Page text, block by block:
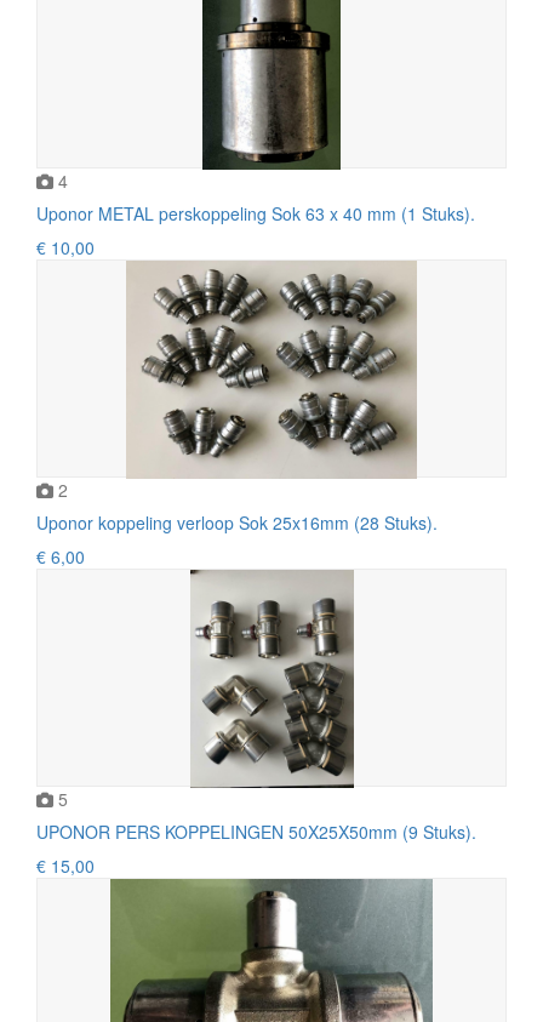
4
Uponor METAL perskoppeling Sok 63 x 40 mm (1 Stuks).
€ 10,00
2
Uponor koppeling verloop Sok 25x16mm (28 Stuks).
€ 6,00
5
UPONOR PERS KOPPELINGEN 50X25X50mm (9 Stuks).
€ 15,00